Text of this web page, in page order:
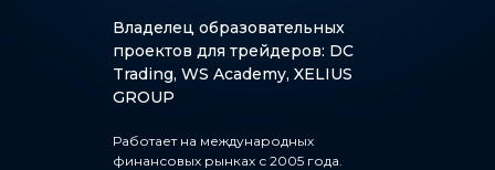
Работает на международных
финансовых рынках с 2005 года.
Владелец образовательных
проектов для трейдеров: DC
Trading, WS Academy, XELIUS
GROUP